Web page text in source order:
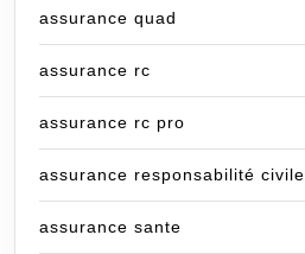
assurance quad
assurance rc
assurance rc pro
assurance responsabilité civile
assurance sante